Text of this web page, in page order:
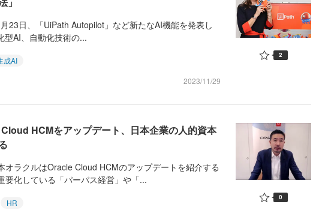
23日、「UiPath Autopilot」など新たなAI機能を発表し
型AI、自動化技術の...
成AI
2023/11/29
2
HCMをアップデート、日本企業の人的資本
オラクルはOracle Cloud HCMのアップデートを紹介する
要化している「パーパス経営」や「...
HR
0